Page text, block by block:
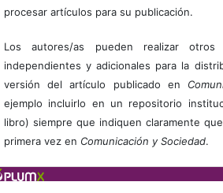
procesar artículos para su publicación.
Los autores/as pueden realizar otros
independientes y adicionales para la
versión del artículo publicado en
ejemplo incluirlo en un repositorio
libro) siempre que indiquen claramente
primera vez en Comunicación y Sociedad.